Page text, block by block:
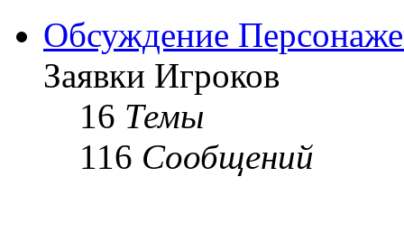
Обсуждение
Заявки Игроков
16 Темы
116 Сообщений